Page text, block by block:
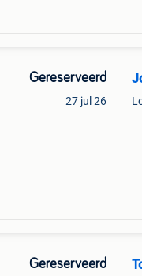
Gereserveerd
27 jul 26
Gereserveerd